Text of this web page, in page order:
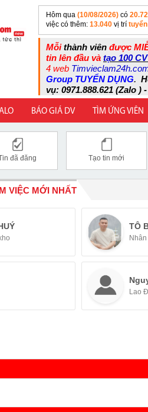
Hôm qua (10/08/2026) có
việc có thêm: 13.040 vị trí
Mỗithành viên được
tin lên đầu và tạo 100
4 web
Group TUYỂN DỤNG.
vụ: 0971.888.621 (Zalo )
BÁO GIÁ DV TÌM ỨNG VIÊN
đã đăng Tạo tin mới
VIỆC MỚI NHẤT
TÔ
Lao